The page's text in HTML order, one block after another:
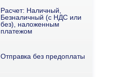
Расчет: Наличный,
Безналичный (с НДС или
без), наложенным
платежом
Отправка без предоплаты